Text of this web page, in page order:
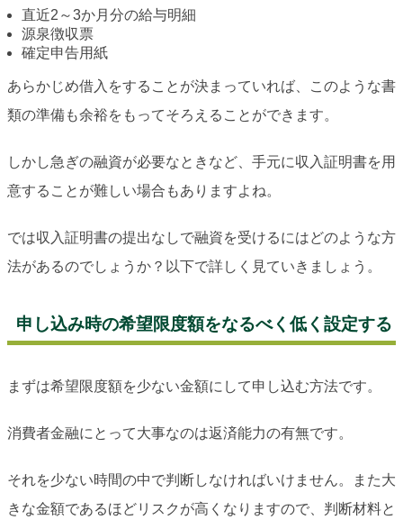
直近2～3か月分の給与明細
源泉徴収票
確定申告用紙
あらかじめ借入をすることが決まっていれば、このような書
類の準備も余裕をもってそろえることができます。
しかし急ぎの融資が必要なときなど、手元に収入証明書を用
意することが難しい場合もありますよね。
では収入証明書の提出なしで融資を受けるにはどのような方
法があるのでしょうか？以下で詳しく見ていきましょう。
申し込み時の希望限度額をなるべく低く設定する
まずは希望限度額を少ない金額にして申し込む方法です。
消費者金融にとって大事なのは返済能力の有無です。
それを少ない時間の中で判断しなければいけません。また大
きな金額であるほどリスクが高くなりますので、判断材料と